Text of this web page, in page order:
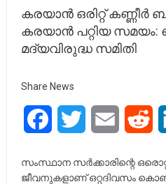
കരയാന്‍ ഒരിറ്റ് കണ്ണീര്‍
കരയാന്‍ പറ്റിയ സമയം:
മദ്യവിരുദ്ധ സമിതി
Share News
FacebookTwitter Email
സംസ്ഥാന സര്‍ക്കാരിന്റെ
ജീവനുകളാണ് ഒറ്റദിവസം